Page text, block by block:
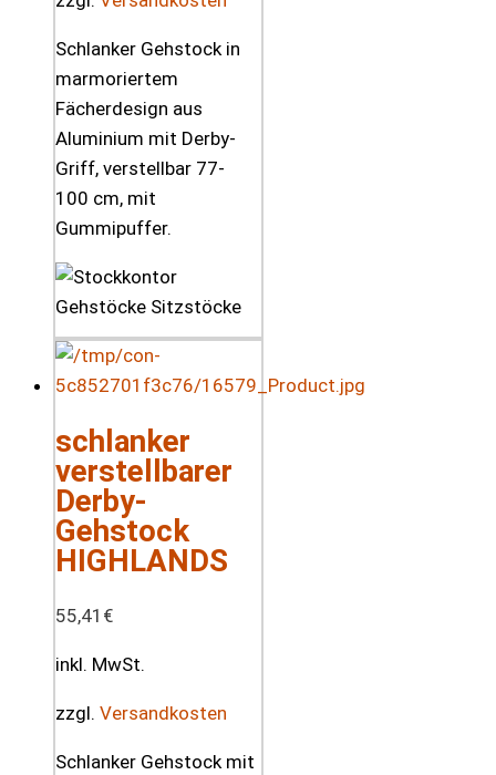
Schlanker Gehstock in
marmoriertem
Fächerdesign aus
Aluminium mit Derby-
Griff, verstellbar 77-
100 cm, mit
Gummipuffer.
schlanker
verstellbarer
Derby-
Gehstock
HIGHLANDS
55,41 €
inkl. MwSt.
zzgl. Versandkosten
Schlanker Gehstock mit